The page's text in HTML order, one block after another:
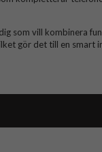
som vill kombinera
gör det till en smart